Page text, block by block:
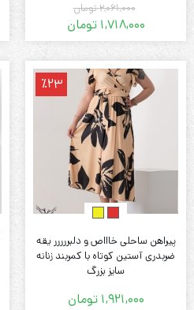
2,061,000تومان
قیمت
اصلی:
2,061,000 تومان
بود.
1,718,000 تومان
قیمت
فعلی:
1,718,000 تومان.
٪23
پیراهن ساحلی خاااص و دلبررررر یقه
ضربدری آستین کوتاه با کمربند زنانه
سایز بزرگ
1,921,000 تومان